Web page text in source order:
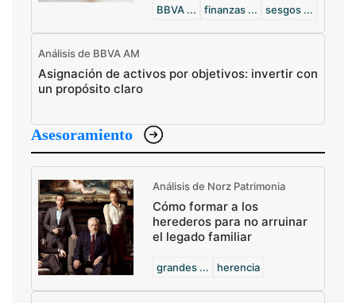
BBVA ... finanzas ... sesgos ...
Análisis de BBVA AM
Asignación de activos por objetivos: invertir con
un propósito claro
Asesoramiento
Análisis de Norz Patrimonia
Cómo formar a los
herederos para no arruinar
el legado familiar
grandes ... herencia